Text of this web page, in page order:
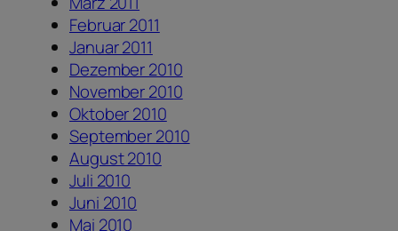
Februar 2011
Januar 2011
Dezember 2010
November 2010
Oktober 2010
September 2010
August 2010
Juli 2010
Juni 2010
Mai 2010